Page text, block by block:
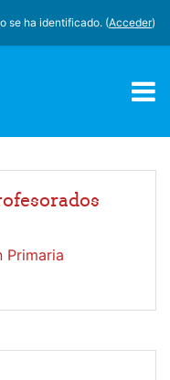
se ha identificado. (Acceder)
Primaria